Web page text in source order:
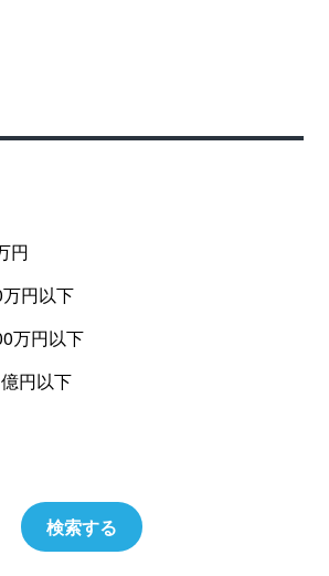
円
円以下
万円以下
円以下